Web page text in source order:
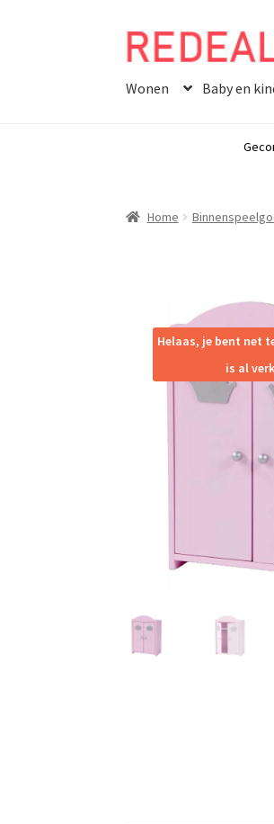
Skip
navigation
Skip
content
Wonen Baby en
Home
Helaas, je bent net
is al